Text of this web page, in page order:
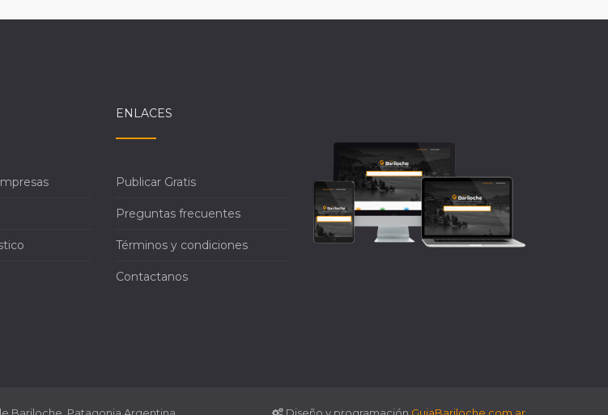
ENLACES
Publicar Gratis
Preguntas frecuentes
Términos y condiciones
Contactanos